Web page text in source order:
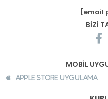
[email
BİZİ
MOBİL
Apple Store Uygulama